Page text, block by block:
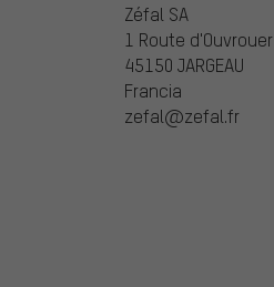
Zéfal SA
1 Route d'Ouvrouer
45150 JARGEAU
Francia
zefal@zefal.fr